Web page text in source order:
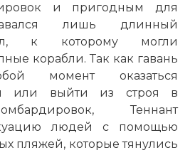
и пригодным для
лишь длинный
к которому могли
корабли. Так как гавань
момент оказаться
или выйти из строя в
Теннант
людей с помощью
пляжей, которые тянулись